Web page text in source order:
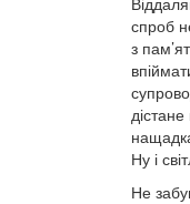
спроб
з
Ну і
Не